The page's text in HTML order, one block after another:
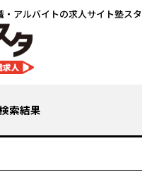
・アルバイトの求人サイト塾スタ
索結果